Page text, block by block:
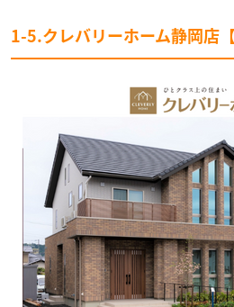
1-5.クレバリーホーム静岡店【